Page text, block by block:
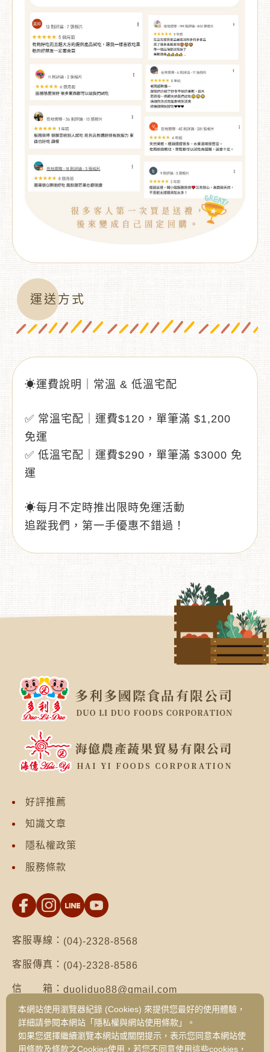
運送方式
☀運費說明｜常溫 & 低溫宅配
✅ 常溫宅配｜運費$120，單筆滿 $1,200
免運
✅ 低溫宅配｜運費$290，單筆滿 $3000 免
運
☀每月不定時推出限時免運活動
追蹤我們，第一手優惠不錯過！
好評推薦
知識文章
隱私權政策
服務條款
客服專線： (04)-2328-8568
客服傳真： (04)-2328-8586
信 箱： duoliduo88@gmail.com
地 址：台南市仁德區保安路二段552號（台南總公
司）
台中市西區健行路1049號3樓之19（台中
旗艦門市）
本網站使用瀏覽器紀錄 (Cookies) 來提供您最好的使用體驗，
詳細請參閱本網站「隱私權與網站使用條款」。
如果您選擇繼續瀏覽本網站或關閉提示，表示您同意本網站使
用條款及條款之Cookies使用，若您不同意使用這些cookies，